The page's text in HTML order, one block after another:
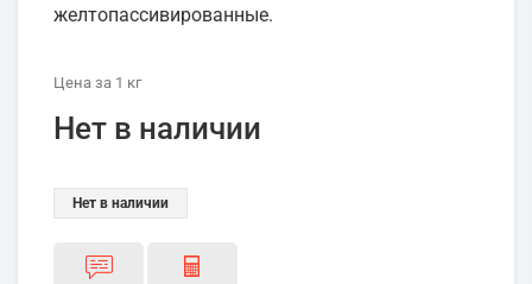
желтопассивированные.
Цена за 1 кг
Нет в наличии
Нет в наличии